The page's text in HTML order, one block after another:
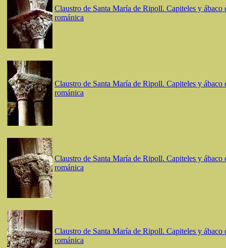
Claustro de Santa María de Ripoll. Capiteles y
románica
Claustro de Santa María de Ripoll. Capiteles y
románica
Claustro de Santa María de Ripoll. Capiteles y
románica
Claustro de Santa María de Ripoll. Capiteles y
románica